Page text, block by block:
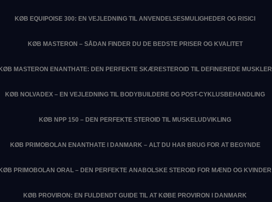
KØB EQUIPOISE 300: EN VEJLEDNING TIL ANVENDELSESMULIGHEDER OG RISICI
KØB MASTERON – SÅDAN FINDER DU DE BEDSTE PRISER OG KVALITET
MASTERON ENANTHATE: DEN PERFEKTE SKÆRESTEROID TIL DEFINEREDE MUSKLER
KØB NOLVADEX – EN VEJLEDNING TIL BODYBUILDERE OG POST-CYKLUSBEHANDLING
KØB NPP 150 – DEN PERFEKTE STEROID TIL MUSKELUDVIKLING
KØB PRIMOBOLAN ENANTHATE I DANMARK – ALT DU HAR BRUG FOR AT BEGYNDE
PRIMOBOLAN ORAL – DEN PERFEKTE ANABOLSKE STEROID FOR MÆND OG KVINDER
KØB PROVIRON: EN FULDENDT GUIDE TIL AT KØBE PROVIRON I DANMARK